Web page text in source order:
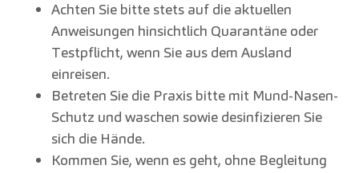
Achten Sie bitte stets auf die aktuellen
Anweisungen hinsichtlich Quarantäne oder
Testpflicht, wenn Sie aus dem Ausland
einreisen.
Betreten Sie die Praxis bitte mit Mund-Nasen-
Schutz und waschen sowie desinfizieren Sie
sich die Hände.
Kommen Sie, wenn es geht, ohne Begleitung